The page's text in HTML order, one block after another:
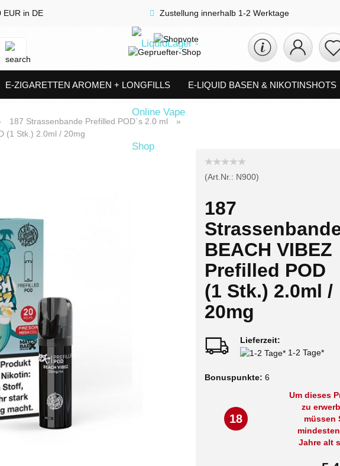
EUR in DE Zustellung innerhalb 1-2 Werktage
E-ZIGARETTEN AROMEN + LONGFILLS E-LIQUID BASEN & NIKOTINSHOTS
VERDAMPFER & COILS AKKUTRÄGER & SETS
187 Strassenbande Prefilled POD`s 2.0 ml
»
(1 Stk.) 2.0ml / 20mg
(Art.Nr.: N900)
187
BEACH VIBEZ
Prefilled POD
(1 Stk.) 2.0ml /
20mg
Lieferzeit:
1-2 Tage*
Bonuspunkte: 6
18
Um dieses
zu
müssen
Jahre alt